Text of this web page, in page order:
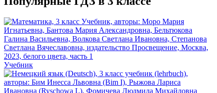
Учебник